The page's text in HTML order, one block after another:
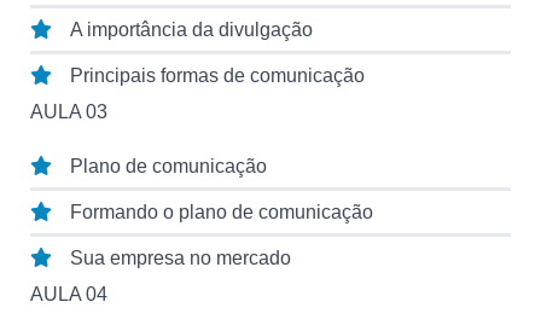
A importância da divulgação
Principais formas de comunicação
AULA 03
Plano de comunicação
Formando o plano de comunicação
Sua empresa no mercado
AULA 04